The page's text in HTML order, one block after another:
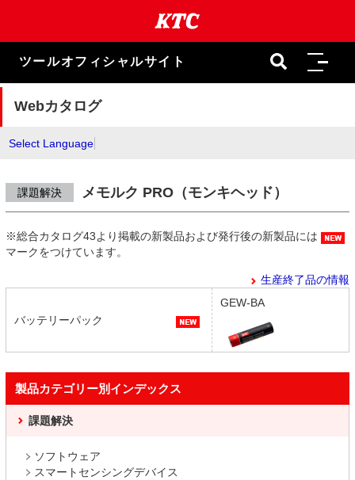
ま
キ
ツールオフィシャルサイト
Webカタログ
Select Language
課題解決 メモルク PRO（モンキヘッド）
※総合カタログ43より掲載の新製品および発行後の新製品には
マークをつけています。
生産終了品の情報
バッテリーパック
GEW-BA
製品カテゴリー別インデックス
課題解決
ソフトウェア
スマートセンシングデバイス